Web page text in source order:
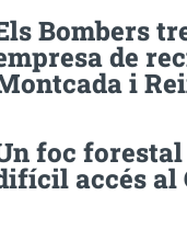
Bombers
de
i
foc
accés al